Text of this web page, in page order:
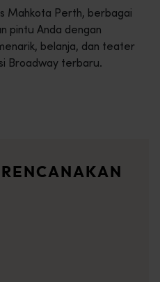
Mahkota Perth, berbagai
pintu Anda dengan
belanja, dan teater
Broadway terbaru.
Bacalah berbagai